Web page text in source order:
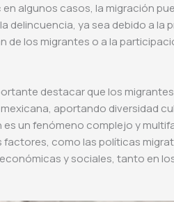
en algunos casos, la migración
delincuencia, ya sea debido a la
de los migrantes o a la
destacar que los
aportando diversidad
un fenómeno complejo y
factores, como las políticas
y sociales, tanto en